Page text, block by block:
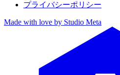
プライバシーポリシー
Made with love by Studio Meta